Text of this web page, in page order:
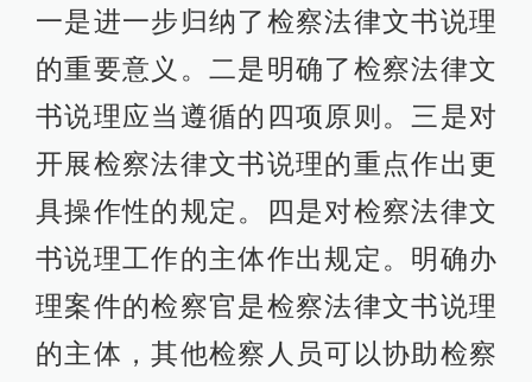
一是进一步归纳了检察法律文书说理
的重要意义。二是明确了检察法律文
书说理应当遵循的四项原则。三是对
开展检察法律文书说理的重点作出更
具操作性的规定。四是对检察法律文
书说理工作的主体作出规定。明确办
理案件的检察官是检察法律文书说理
的主体，其他检察人员可以协助检察